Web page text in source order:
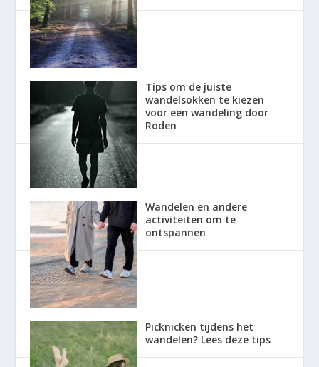
Tips om de juiste
wandelsokken te kiezen
voor een wandeling door
Roden
Wandelen en andere
activiteiten om te
ontspannen
Picknicken tijdens het
wandelen? Lees deze tips